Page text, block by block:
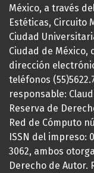
México, a través
Estéticas, Circuito
Ciudad
Ciudad de México,
dirección
teléfonos
responsable:
Reserva de
Red de Cómputo
ISSN del impreso:
3062, ambos
Derecho de Autor.